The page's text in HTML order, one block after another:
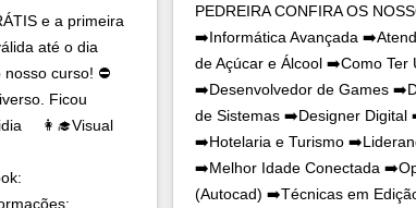
e a primeira
até o dia
curso! ⛔
Ficou
⠀ 👩‍🎓Visual
PEDREIRA CONFIRA OS
➡️Informática Avançada
de Açúcar e Álcool ➡️Como Ter
➡️Desenvolvedor de Games
de Sistemas ➡️Designer
➡️Hotelaria e Turismo
➡️Melhor Idade Conectada
(Autocad) ➡️Técnicas em